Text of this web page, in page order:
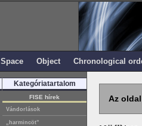
Space Object Chronological
Kategóriatartalom
FISE hírek
Vándorlások
„harmincöt”
Az